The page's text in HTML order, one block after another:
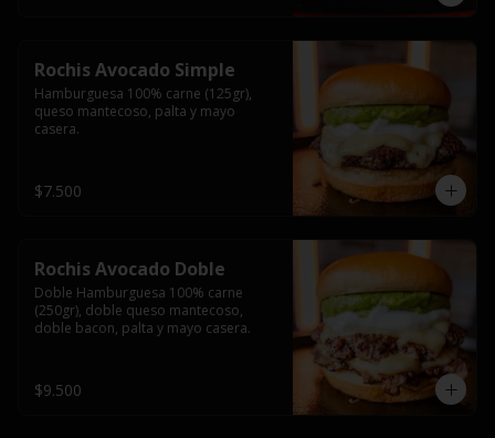
Rochis Avocado Simple
Hamburguesa 100% carne (125gr),
queso mantecoso, palta y mayo
casera.
$7.500
Rochis Avocado Doble
Doble Hamburguesa 100% carne
(250gr), doble queso mantecoso,
doble bacon, palta y mayo casera.
$9.500